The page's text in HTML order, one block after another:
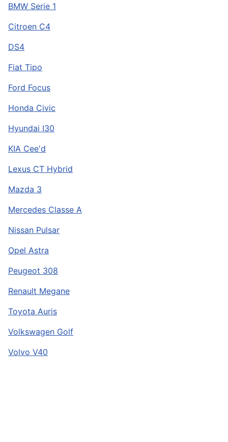
BMW Serie 1
Citroen C4
DS4
Fiat Tipo
Ford Focus
Honda Civic
Hyundai I30
KIA Cee'd
Lexus CT Hybrid
Mazda 3
Mercedes Classe A
Nissan Pulsar
Opel Astra
Peugeot 308
Renault Megane
Toyota Auris
Volkswagen Golf
Volvo V40